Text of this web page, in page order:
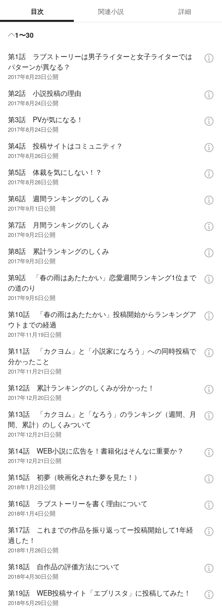
目次 関連小説 詳細
1〜30
第1話 ラブストーリーは男子ライターと女子ライターでは
パターンが異なる？
2017年8月23日公開
第2話 小説投稿の理由
2017年8月24日公開
第3話 PVが気になる！
2017年8月24日公開
第4話 投稿サイトはコミュニティ？
2017年8月26日公開
第5話 体裁を気にしない！？
2017年8月28日公開
第6話 週間ランキングのしくみ
2017年9月1日公開
第7話 月間ランキングのしくみ
2017年9月2日公開
第8話 累計ランキングのしくみ
2017年9月3日公開
第9話 「春の雨はあたたかい」恋愛週間ランキング1位まで
の道のり
2017年9月5日公開
第10話 「春の雨はあたたかい」投稿開始からランキングア
ウトまでの経過
2017年11月19日公開
第11話 「カクヨム」と「小説家になろう」への同時投稿で
分かったこと
2017年11月21日公開
第12話 累計ランキングのしくみが分かった！
2017年12月20日公開
第13話 「カクヨム」と「なろう」のランキング（週間、月
間、累計）のしくみついて
2017年12月21日公開
第14話 WEB小説に広告を！書籍化はそんなに重要か？
2017年12月21日公開
第15話 初夢（映画化された夢を見た！）
2018年1月2日公開
第16話 ラブストーリーを書く理由について
2018年1月4日公開
第17話 これまでの作品を振り返ってー投稿開始して1年経
過した！
2018年1月28日公開
第18話 自作品の評価方法について
2018年4月30日公開
第19話 WEB投稿サイト「エブリスタ」に投稿してみた！
2018年5月29日公開